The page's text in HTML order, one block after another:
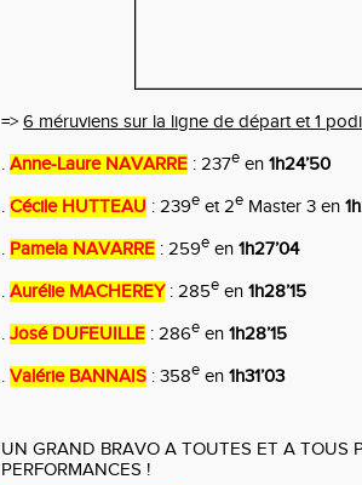
=> 6 méruviens sur la ligne de départ et 1
. Anne-Laure NAVARRE : 237e en 1h24’50
. Cécile HUTTEAU : 239e et 2e Master 3 en
. Pamela NAVARRE : 259e en 1h27’04
. Aurélie MACHEREY: 285e en 1h28’15
. José DUFEUILLE : 286e en 1h28’15
. Valérie BANNAIS : 358e en 1h31’03
UN GRAND BRAVO A TOUTES ET A TOUS
PERFORMANCES !